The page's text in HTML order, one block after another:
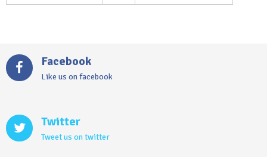
Facebook
Like us on facebook
Twitter
Tweet us on twitter